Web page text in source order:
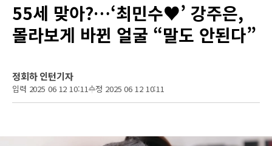
55세 맞아?…‘최민수♥’ 강주은,
몰라보게 바뀐 얼굴 “말도 안된다”
정회하 인턴기자
입력 2025 06 12 10:11수정 2025 06 12 10:11